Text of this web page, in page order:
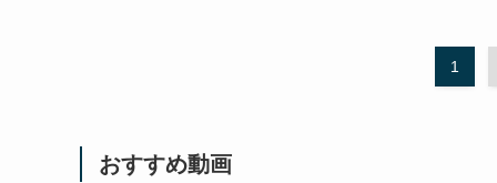
1
おすすめ動画